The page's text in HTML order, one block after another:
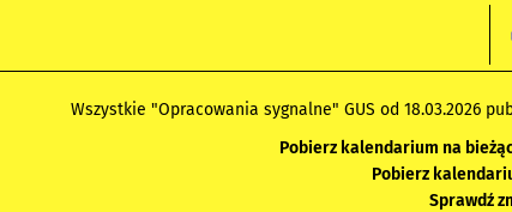
Wszystkie "Opracowania sygnalne" GUS od 18.03.2026
Pobierz kalendarium na
Pobierz
Sprawdź